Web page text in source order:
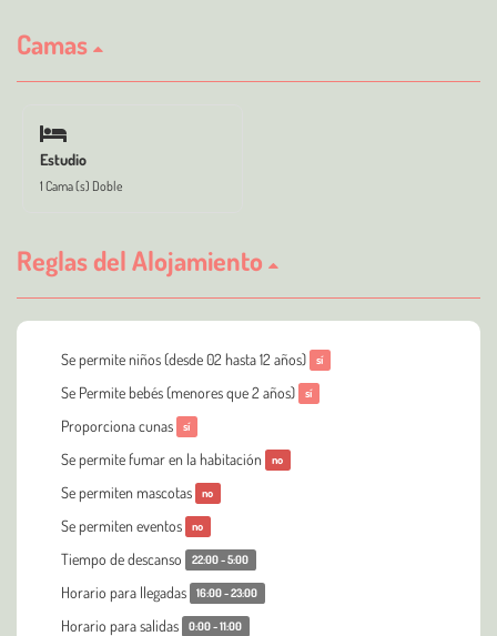
Camas
Estudio
1 Cama (s) Doble
Reglas del Alojamiento
Se permite niños (desde 02 hasta 12 años) sí
Se Permite bebés (menores que 2 años) sí
Proporciona cunas sí
Se permite fumar en la habitación no
Se permiten mascotas no
Se permiten eventos no
Tiempo de descanso 22:00 - 5:00
Horario para llegadas 16:00 - 23:00
Horario para salidas 0:00 - 11:00